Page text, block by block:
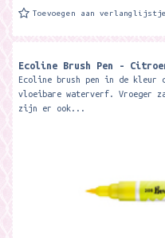
Toevoegen aan verlanglijstje
Ecoline Brush Pen -
Ecoline brush pen in de kleur
vloeibare waterverf. Vroeger
zijn er ook...